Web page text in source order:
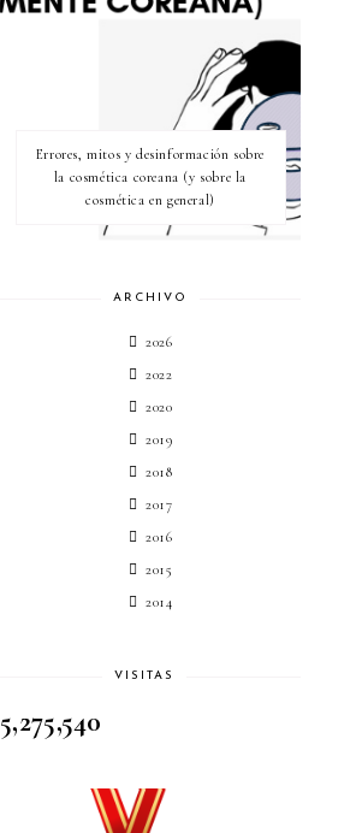
Errores, mitos y desinformación sobre
la cosmética coreana (y sobre la
cosmética en general)
ARCHIVO
2026
2022
2020
2019
2018
2017
2016
2015
2014
VISITAS
5,275,540